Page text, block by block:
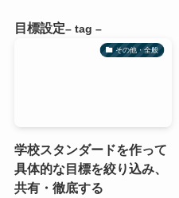
目標設定– tag –
その他・全般
学校スタンダードを作って
具体的な目標を絞り込み、
共有・徹底する